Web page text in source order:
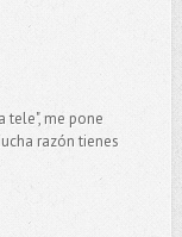
tele", me pone
razón tienes